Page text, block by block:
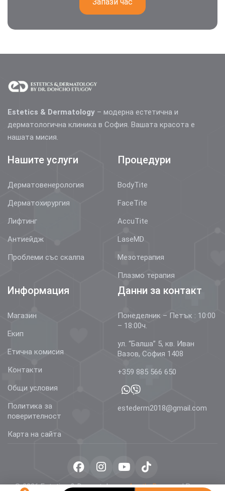
Estetics & Dermatology – модерна естетична и
дерматологична клиника в София. Вашата красота е
нашата мисия.
Нашите услуги
Дерматовенерология
Дерматохирургия
Лифтинг
Антиейдж
Проблеми със скалпа
Процедури
BodyTite
FaceTite
AccuTite
LaseMD
Мезотерапия
Плазмо терапия
Информация
Магазин
Екип
Етична комисия
Контакти
Общи условия
Политика за
поверителност
Карта на сайта
Данни за контакт
Понеделник – Петък : 10:00
– 18:00ч.
ул. “Балша” 5, кв. Иван
Вазов, София 1408
+359 885 566 650
estederm2018@gmail.com
© 2026 Estetics & Dermatology –AestheDerm.eu| Всички